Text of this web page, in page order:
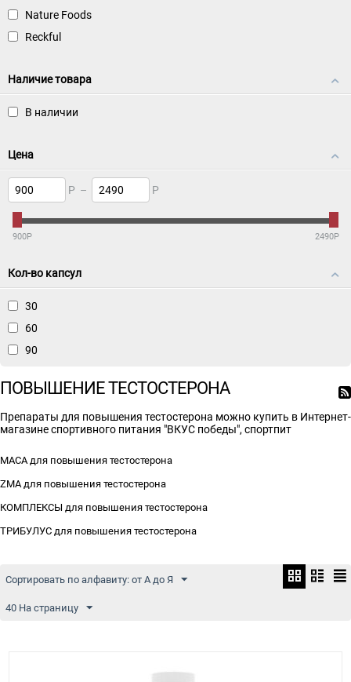
Nature Foods
Reckful
Наличие товара
В наличии
Цена
Р – Р
900Р 2490Р
Кол-во капсул
30
60
90
ПОВЫШЕНИЕ ТЕСТОСТЕРОНА
Препараты для повышения тестостерона можно купить в Интернет-
магазине спортивного питания "ВКУС победы", спортпит
MACA для повышения тестостерона
ZMA для повышения тестостерона
КОМПЛЕКСЫ для повышения тестостерона
ТРИБУЛУС для повышения тестостерона
Сортировать по алфавиту: от А до Я
40 На страницу